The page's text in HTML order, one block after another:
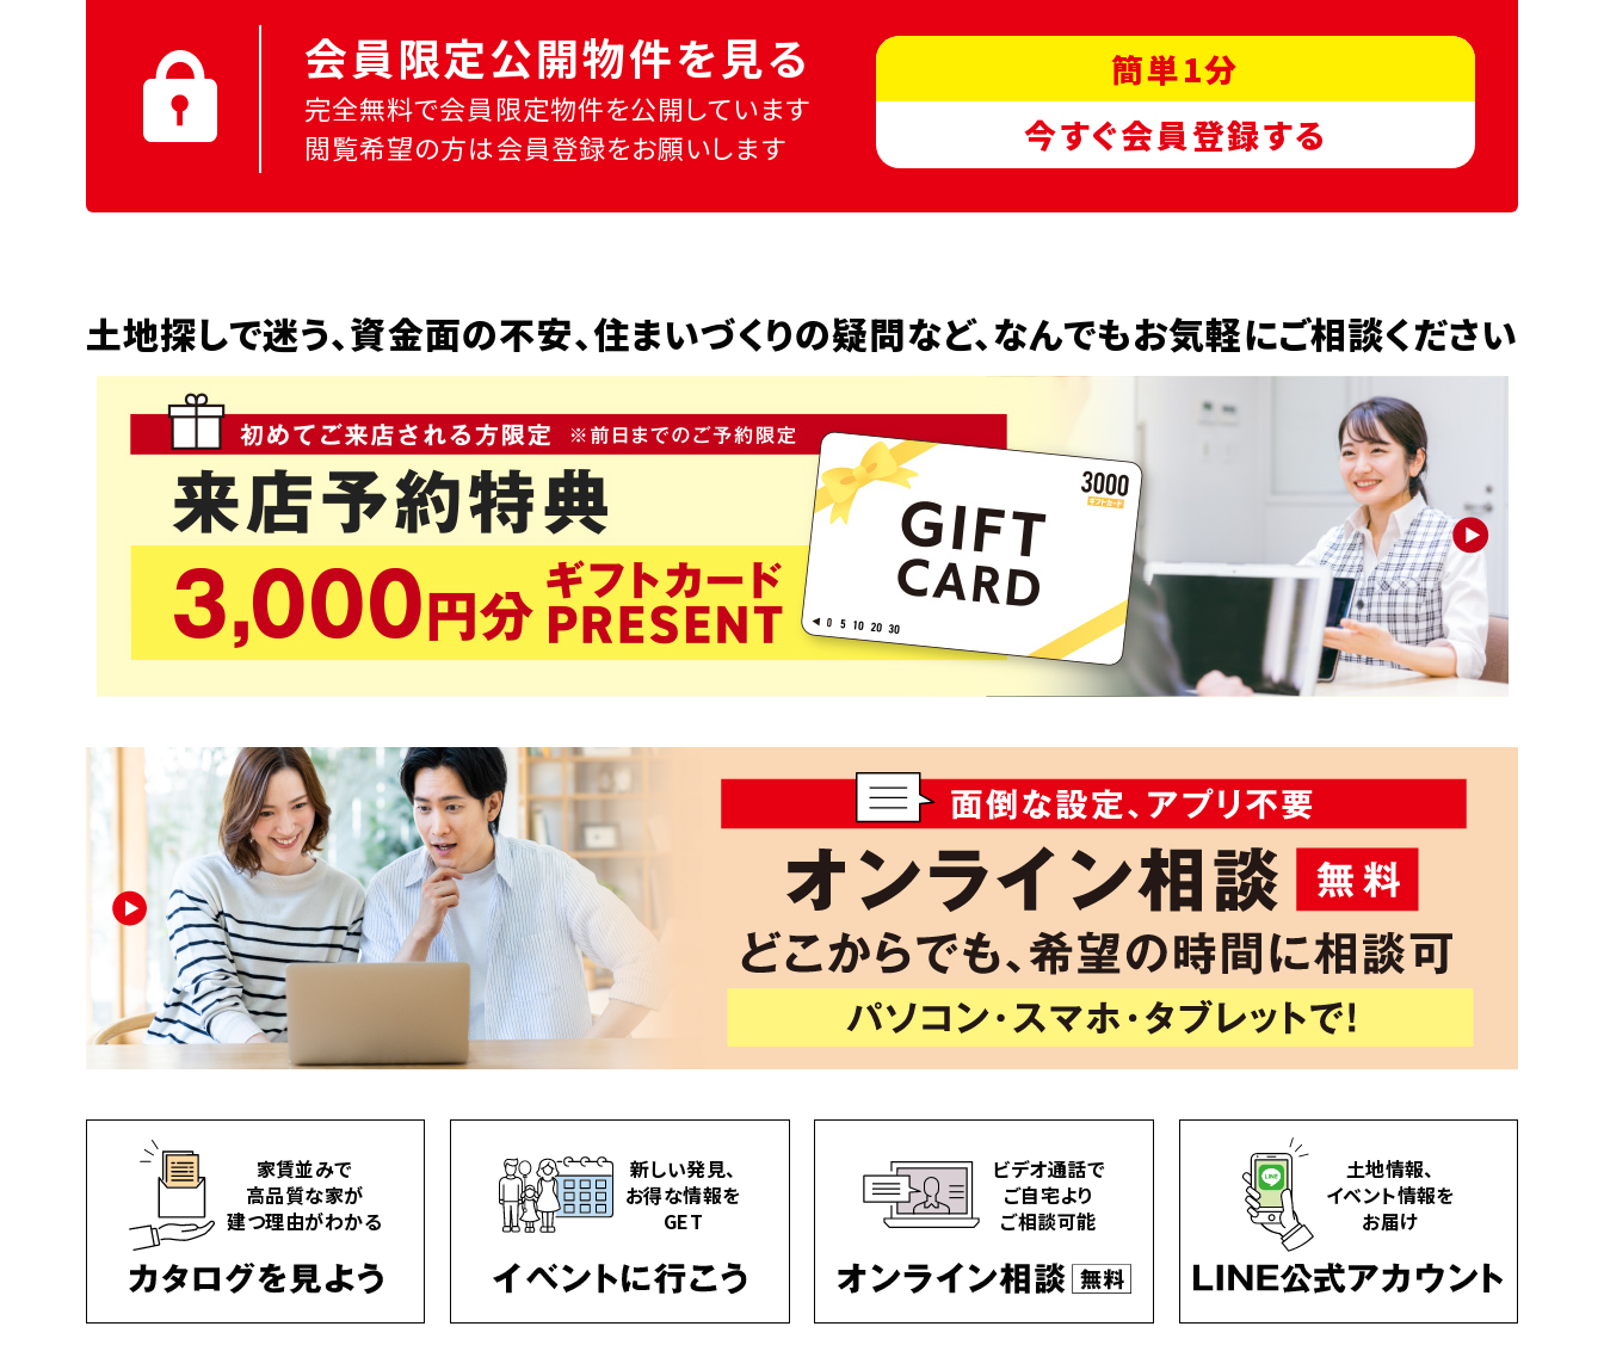
会員限定公開物件を見る
完全無料で会員限定物件を公開しています
閲覧希望の方は会員登録をお願いします
簡単1分
今すぐ会員登録する
土地探しで迷う、資金面の不安、住まいづくりの疑問など、なんでもお気軽にご相談ください
家賃並みで
高品質な家が
建つ理由がわかる
新しい発見、
お得な情報を
GET
ビデオ通話で
ご自宅より
ご相談可能
土地情報、
イベント情報を
お届け